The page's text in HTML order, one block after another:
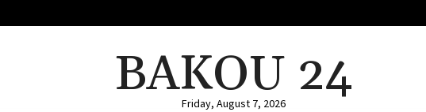
BAKOU 24
Friday, August 7, 2026